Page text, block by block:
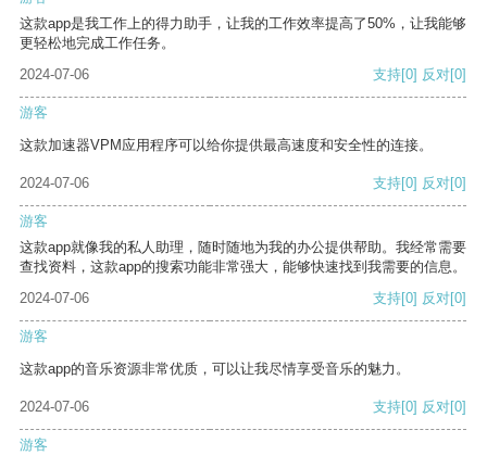
这款app是我工作上的得力助手，让我的工作效率提高了50%，让我能够
更轻松地完成工作任务。
2024-07-06
支持[0] 反对[0]
游客
这款加速器VPM应用程序可以给你提供最高速度和安全性的连接。
2024-07-06 支持[0] 反对[0]
游客
这款app就像我的私人助理，随时随地为我的办公提供帮助。我经常需要
查找资料，这款app的搜索功能非常强大，能够快速找到我需要的信息。
2024-07-06
支持[0] 反对[0]
游客
这款app的音乐资源非常优质，可以让我尽情享受音乐的魅力。
2024-07-06 支持[0] 反对[0]
游客